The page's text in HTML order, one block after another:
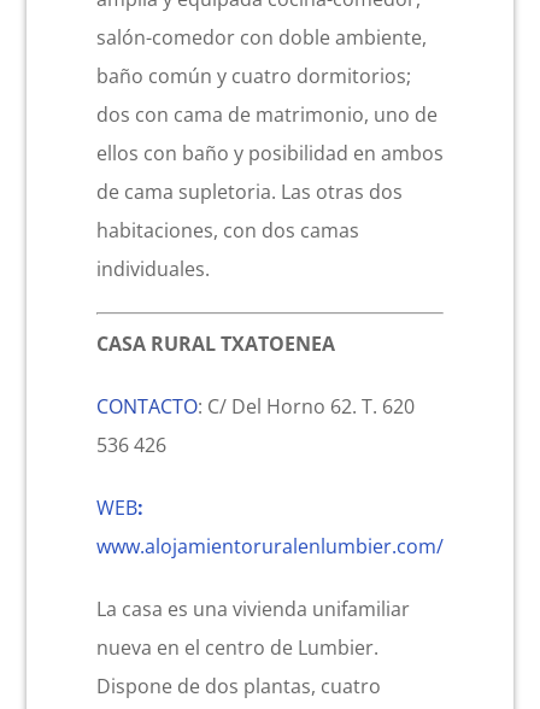
salón-comedor con doble ambiente,
baño común y cuatro dormitorios;
dos con cama de matrimonio, uno de
ellos con baño y posibilidad en ambos
de cama supletoria. Las otras dos
habitaciones, con dos camas
individuales.
CASA RURAL TXATOENEA
CONTACTO: C/ Del Horno 62. T. 620
536 426
WEB:
www.alojamientoruralenlumbier.com/
La casa es una vivienda unifamiliar
nueva en el centro de Lumbier.
Dispone de dos plantas, cuatro